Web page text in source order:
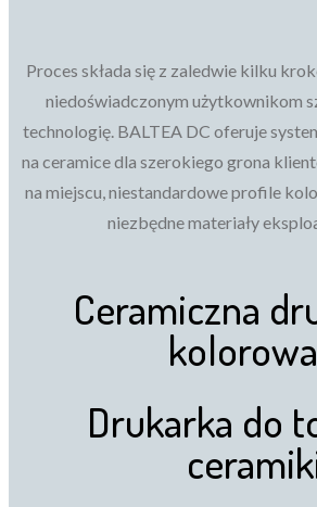
Proces składa się z zaledwie kilku
niedoświadczonym użytkownikom
technologię. BALTEA DC oferuje
na ceramice dla szerokiego grona
na miejscu, niestandardowe profile
niezbędne materiały
Ceramiczna
kolorowa
Drukarka do